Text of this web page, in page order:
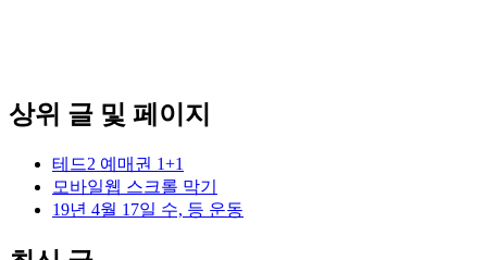
상위 글 및 페이지
테드2 예매권 1+1
모바일웹 스크롤 막기
19년 4월 17일 수, 등 운동